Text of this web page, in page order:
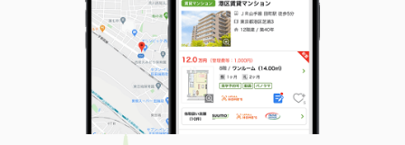
京都府京都市下京区中堂寺坊城町
価 格
14.50万円
住 所
京都府京都市下京区中堂寺坊城町
専有面積 57.29m²
間取り
2LDK